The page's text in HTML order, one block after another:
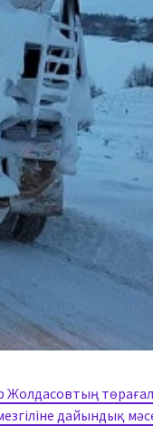
Жолдасовтың
дайындық